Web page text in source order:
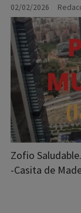
02/02/2026
Zofio
-Casita de